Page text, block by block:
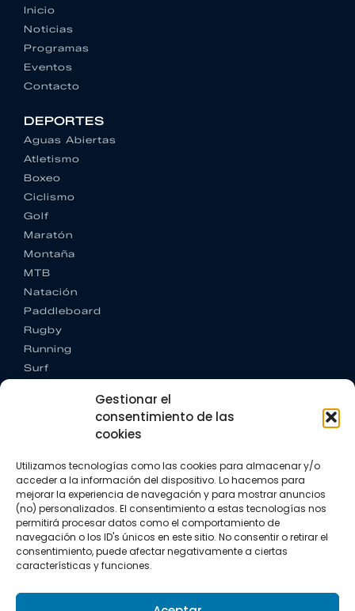
Gestionar el
consentimiento de las
cookies
Utilizamos tecnologías como las cookies para almacenar y/o
acceder a la información del dispositivo. Lo hacemos para
mejorar la experiencia de navegación y para mostrar anuncios
(no) personalizados. El consentimiento a estas tecnologías nos
permitirá procesar datos como el comportamiento de
navegación o los ID's únicos en este sitio. No consentir o retirar el
consentimiento, puede afectar negativamente a ciertas
características y funciones.
Inicio
Noticias
Programas
Eventos
Contacto
DEPORTES
Aguas Abiertas
Atletismo
Boxeo
Ciclismo
Golf
Maratón
Montaña
MTB
Natación
Paddleboard
Rugby
Running
Surf
CONTACTO
+34 662 342 177
info@vkssport.com
SÍGUENOS